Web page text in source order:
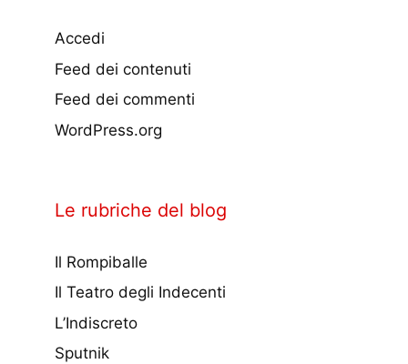
Accedi
Feed dei contenuti
Feed dei commenti
WordPress.org
Le rubriche del blog
Il Rompiballe
Il Teatro degli Indecenti
L’Indiscreto
Sputnik